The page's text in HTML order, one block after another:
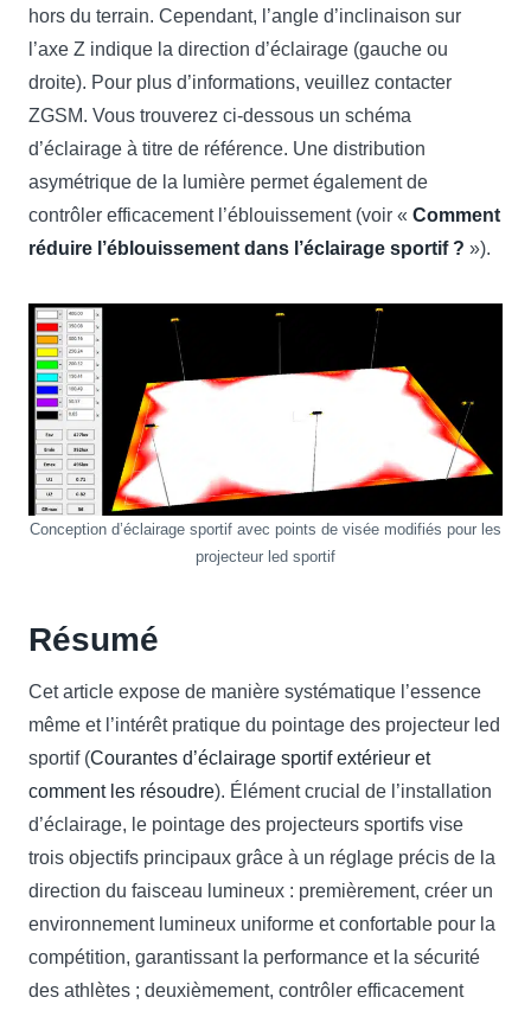
hors du terrain. Cependant, l’angle d’inclinaison sur
l’axe Z indique la direction d’éclairage (gauche ou
droite). Pour plus d’informations, veuillez contacter
ZGSM. Vous trouverez ci-dessous un schéma
d’éclairage à titre de référence. Une distribution
asymétrique de la lumière permet également de
contrôler efficacement l’éblouissement (voir « Comment
réduire l’éblouissement dans l’éclairage sportif ? »).
Conception d’éclairage sportif avec points de visée modifiés pour les
projecteur led sportif
Résumé
Cet article expose de manière systématique l’essence
même et l’intérêt pratique du pointage des projecteur led
sportif (Courantes d’éclairage sportif extérieur et
comment les résoudre). Élément crucial de l’installation
d’éclairage, le pointage des projecteurs sportifs vise
trois objectifs principaux grâce à un réglage précis de la
direction du faisceau lumineux : premièrement, créer un
environnement lumineux uniforme et confortable pour la
compétition, garantissant la performance et la sécurité
des athlètes ; deuxièmement, contrôler efficacement